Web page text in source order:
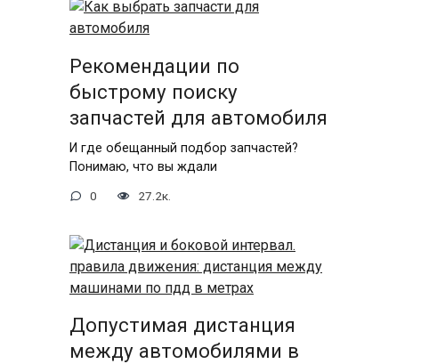
Рекомендации по
быстрому поиску
запчастей для автомобиля
И где обещанный подбор запчастей?
Понимаю, что вы ждали
0 27.2к.
Допустимая дистанция
между автомобилями в